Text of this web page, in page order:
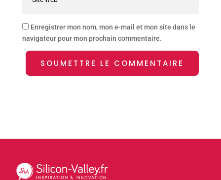
Enregistrer mon nom, mon e-mail et mon site dans le
navigateur pour mon prochain commentaire.
SOUMETTRE LE COMMENTAIRE